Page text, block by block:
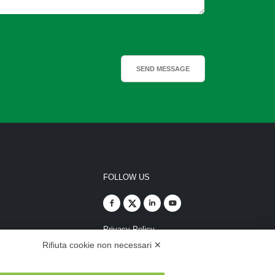
FOLLOW US
Privacy Policy
Rifiuta cookie non necessari ✕